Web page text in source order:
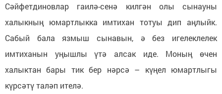
Сәйфетдиновлар гаилә-сенә килгән олы сынауны
халыкның юмартлыкка имтихан тотуы дип аңлыйк.
Сабый бала язмыш сынавын, ә без игелеклелек
имтиханын уңышлы үтә алсак иде. Моның өчен
халыктан бары тик бер нәрсә – күңел юмартлыгы
күрсәтү таләп ителә.